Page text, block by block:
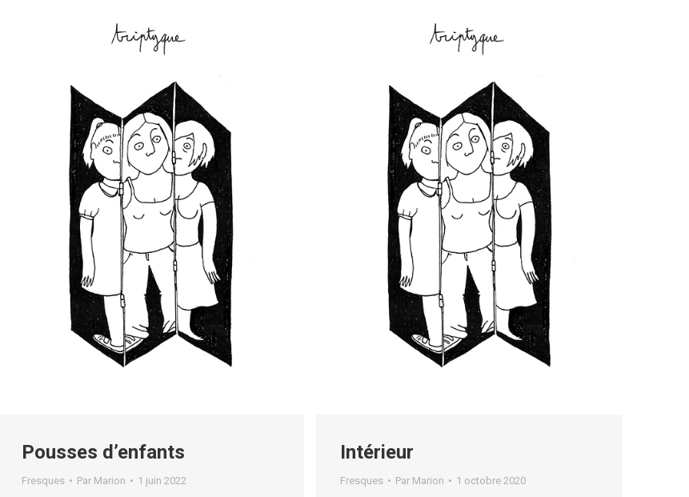
Pousses d’enfants
Fresques Par Marion 1 juin 2022
Intérieur
Fresques Par Marion 1 octobre 2020